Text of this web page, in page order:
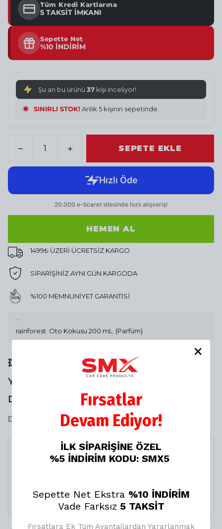
Tüm Kredi Kartlarına
5 TAKSİT İMKANI
Sepette Net
%10 İNDİRİM
Şu an bu ürünü 37 kişi inceliyor!
SINIRLI STOK! Anlık 5 kişinin sepetinde.
SEPETE EKLE
HEMEN AL
1499₺ ÜZERİ ÜCRETSİZ KARGO
SİPARİŞİNİZ AYNI GÜN KARGODA
%100 MEMNUNİYET GARANTİSİ
rainforest Oto Kokusu 200 mL. (Parfüm)
💥💥 SANA ÖZEL NET %20 İNDİRİMİ
YAKALAMAN İÇİN SON 1
DAKİKAN❗️KAÇIRMA⏳
💥💥 SANA ÖZEL LASTİK TAMİR KİTİ NET %20 İNDİRİMLİ
Rain Forest Oto Kokusu
200 mL. (Parfüm)
₺ 300.00 ₺ 199.00
Fırsatlar
Devam Ediyor!
İLK SİPARİŞİNE ÖZEL
%5 İNDİRİM KODU: SMX5
Sepette Net Ekstra %10 İNDİRİM
Vade Farksız 5 TAKSİT
Fırsatlara Ek Tüm Avantajlardan Yararlanmak